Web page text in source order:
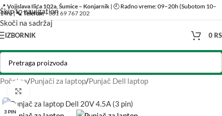
Skip to navigation
Skoči na sadržaj
📍 Vojislava Ilića 102a, Šumice – Konjarnik | 🕘 Radno vreme: 09–20h (Subotom 10–
14h) | 📞Telefon:+381 69 767 202
IZBORNIK 0
Početna/Punjači za laptop/Punjač Dell laptop
3 PIN